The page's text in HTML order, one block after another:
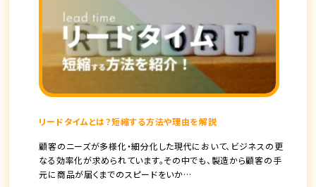
リードタイムとは？短縮する方法や理由を解説
顧客のニーズが多様化・細分化した現代において、ビジネスの更
なる効率化が求められています。その中でも、製造から顧客の手
元に商品が届くまでのスピードをいか…